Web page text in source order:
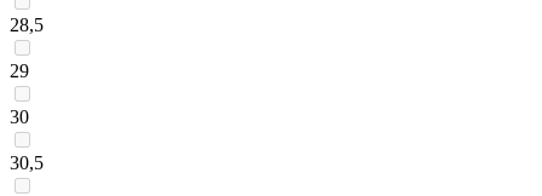
28,5
29
30
30,5